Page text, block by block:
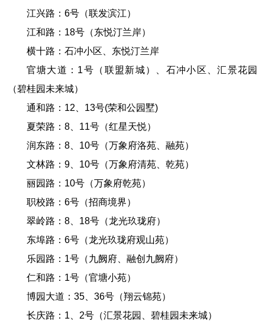
江兴路： 6号（联发滨江）
江和路： 18号（东悦汀兰岸）
横十路：石冲小区
东悦汀兰岸
官塘大道：1号 （ 联盟新城）、 石冲小区
、汇景花园
（碧桂园未来城）
通和路：12
13号(荣和公园墅)
夏荣路：8、 11号（红星天悦）
润东路： 8、 10号（万象府洛苑、 融苑）
文林路：9、 10号（万象府清苑、 乾苑）
丽园路： 10号（万象府乾苑）
职校路：6号（招商境界）
翠岭路： 8、 18号（龙光玖珑府）
东埠路：6号（龙光玖珑府观山苑）
乐园路：1号（九阙府、 融创九阙府）
仁和路：1号（官塘小苑）
博园大道：35、 36号（翔云锦苑）
长庆路：1
2号（汇景花园 碧桂园 未来城）